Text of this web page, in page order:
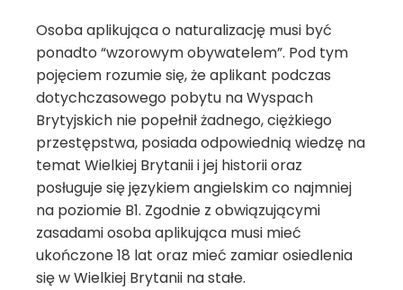
Osoba aplikująca o naturalizację musi być
ponadto “wzorowym obywatelem”. Pod tym
pojęciem rozumie się, że aplikant podczas
dotychczasowego pobytu na Wyspach
Brytyjskich nie popełnił żadnego, ciężkiego
przestępstwa, posiada odpowiednią wiedzę na
temat Wielkiej Brytanii i jej historii oraz
posługuje się językiem angielskim co najmniej
na poziomie B1. Zgodnie z obwiązującymi
zasadami osoba aplikująca musi mieć
ukończone 18 lat oraz mieć zamiar osiedlenia
się w Wielkiej Brytanii na stałe.